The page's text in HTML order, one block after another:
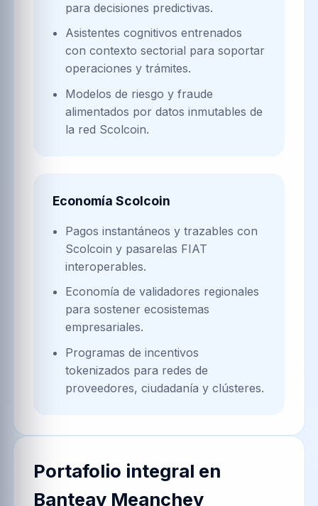
para decisiones predictivas.
Asistentes cognitivos entrenados
con contexto sectorial para soportar
operaciones y trámites.
Modelos de riesgo y fraude
alimentados por datos inmutables de
la red Scolcoin.
Economía Scolcoin
Pagos instantáneos y trazables con
Scolcoin y pasarelas FIAT
interoperables.
Economía de validadores regionales
para sostener ecosistemas
empresariales.
Programas de incentivos
tokenizados para redes de
proveedores, ciudadanía y clústeres.
Portafolio integral en
Banteay Meanchey